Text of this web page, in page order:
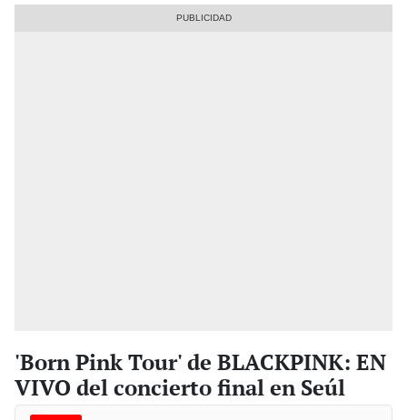
'Born Pink Tour' de BLACKPINK: EN
VIVO del concierto final en Seúl